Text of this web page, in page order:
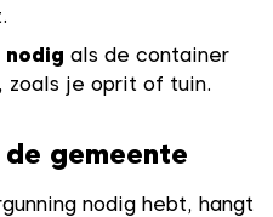
nodig als de container
zoals je oprit of tuin.
gemeente
nodig hebt, hangt